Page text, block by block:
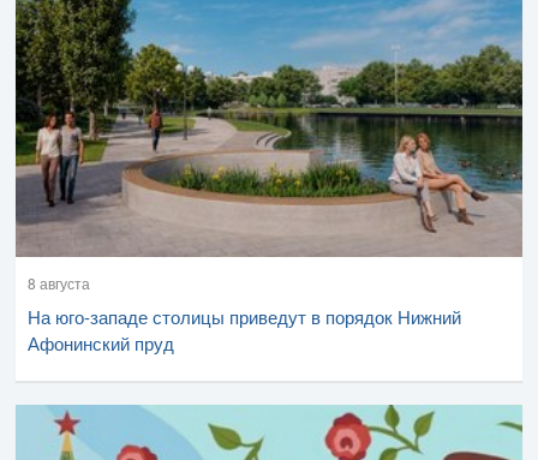
8 августа
На юго-западе столицы приведут в порядок Нижний
Афонинский пруд